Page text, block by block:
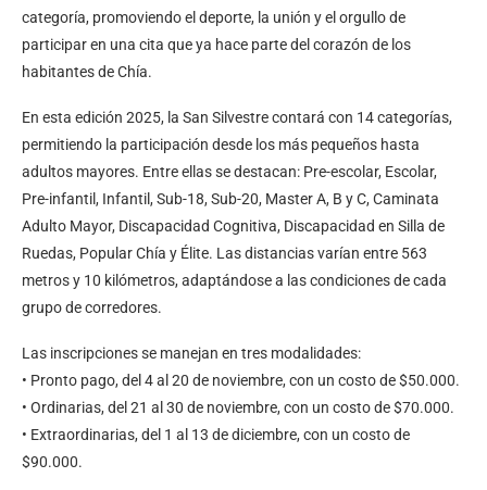
categoría, promoviendo el deporte, la unión y el orgullo de
participar en una cita que ya hace parte del corazón de los
habitantes de Chía.
En esta edición 2025, la San Silvestre contará con 14 categorías,
permitiendo la participación desde los más pequeños hasta
adultos mayores. Entre ellas se destacan: Pre-escolar, Escolar,
Pre-infantil, Infantil, Sub-18, Sub-20, Master A, B y C, Caminata
Adulto Mayor, Discapacidad Cognitiva, Discapacidad en Silla de
Ruedas, Popular Chía y Élite. Las distancias varían entre 563
metros y 10 kilómetros, adaptándose a las condiciones de cada
grupo de corredores.
Las inscripciones se manejan en tres modalidades:
• Pronto pago, del 4 al 20 de noviembre, con un costo de $50.000.
• Ordinarias, del 21 al 30 de noviembre, con un costo de $70.000.
• Extraordinarias, del 1 al 13 de diciembre, con un costo de
$90.000.